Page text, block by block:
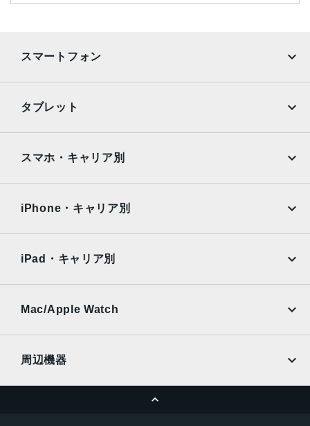
スマートフォン
AQUOS
OPPO Android
タブレット
Surface
Xiaomi Tablet
スマホ・キャリア別
Ymobile
UQmobile
iPhone・キャリア別
Ymobile
UQmobile
iPad・キャリア別
Mac/Apple Watch
周辺機器